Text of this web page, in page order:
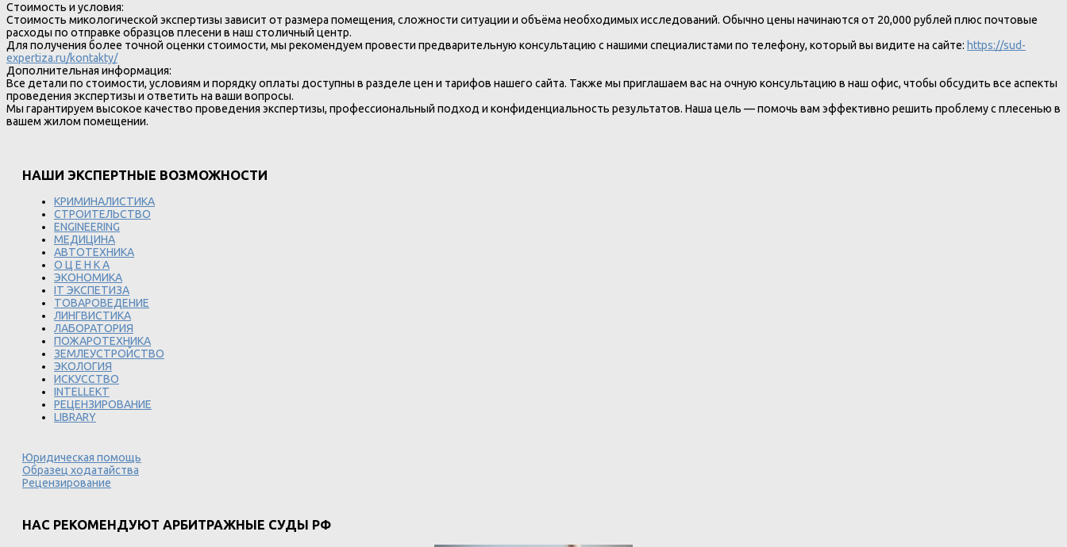
Стоимость и условия:
Стоимость микологической экспертизы зависит от размера помещения, сложности ситуации и объёма необходимых исследований. Обычно цены начинаются от 20,000 рублей плюс почтовые
расходы по отправке образцов плесени в наш столичный центр.
Для получения более точной оценки стоимости, мы рекомендуем провести предварительную консультацию с нашими специалистами по телефону, который вы видите на сайте: https://sud-
expertiza.ru/kontakty/
Дополнительная информация:
Все детали по стоимости, условиям и порядку оплаты доступны в разделе цен и тарифов нашего сайта. Также мы приглашаем вас на очную консультацию в наш офис, чтобы обсудить все аспекты
проведения экспертизы и ответить на ваши вопросы.
Мы гарантируем высокое качество проведения экспертизы, профессиональный подход и конфиденциальность результатов. Наша цель — помочь вам эффективно решить проблему с плесенью в
вашем жилом помещении.
НАШИ ЭКСПЕРТНЫЕ ВОЗМОЖНОСТИ
КРИМИНАЛИСТИКА
СТРОИТЕЛЬСТВО
ENGINEERING
МЕДИЦИНА
АВТОТЕХНИКА
О Ц Е Н К А
ЭКОНОМИКА
IT ЭКСПЕТИЗА
ТОВАРОВЕДЕНИЕ
ЛИНГВИСТИКА
ЛАБОРАТОРИЯ
ПОЖАРОТЕХНИКА
ЗЕМЛЕУСТРОЙСТВО
ЭКОЛОГИЯ
ИСКУССТВО
INTELLEKT
РЕЦЕНЗИРОВАНИЕ
LIBRARY
Юридическая помощь
Образец ходатайства
Рецензирование
НАС РЕКОМЕНДУЮТ АРБИТРАЖНЫЕ СУДЫ РФ